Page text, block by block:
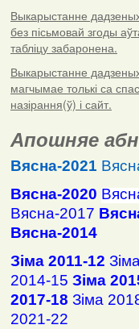
Выкарыстанне
без пісьмовай згоды
табліцу забаронена.
Выкарыстанне
магчымае толькі са
назірання(ў) і сайт.
Апошняе
Вясна-2021
Вясна-2020
Вясна-2017
Вясна-2014
Зіма 2011-12
2014-15 Зіма
2017-18 Зіма
2021-22